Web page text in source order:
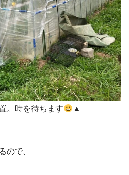
。時を待ちます ▲
ので、